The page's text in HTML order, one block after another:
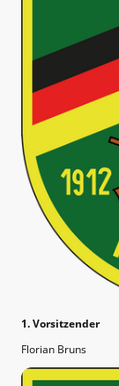
1. Vorsitzender
Florian Bruns